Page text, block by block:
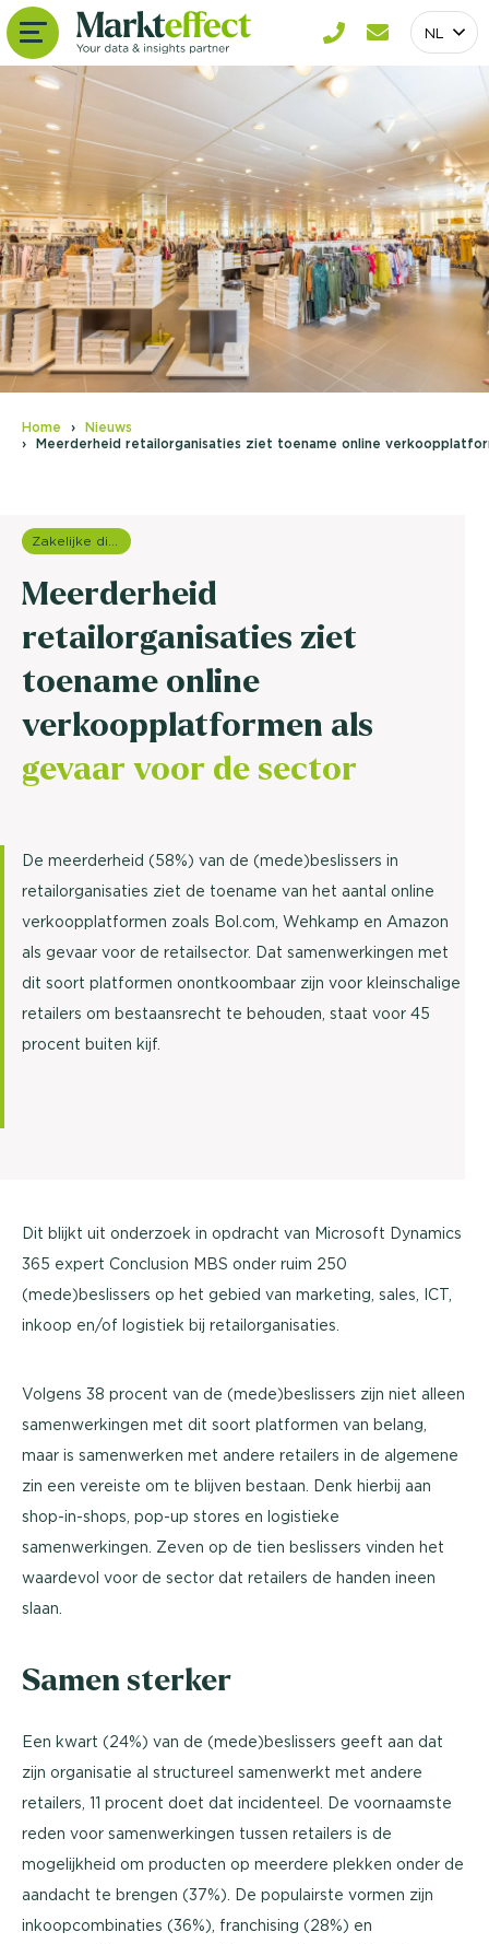
NL
Home
Nieuws
Meerderheid retailorganisaties ziet toename online
Meerderheid
retailorganisaties ziet
toename online
verkoopplatformen als
gevaar voor de sector
De meerderheid (58%) van de (mede)beslissers in
retailorganisaties ziet de toename van het aantal online
verkoopplatformen zoals Bol.com, Wehkamp en Amazon
als gevaar voor de retailsector. Dat samenwerkingen met
dit soort platformen onontkoombaar zijn voor kleinschalige
retailers om bestaansrecht te behouden, staat voor 45
procent buiten kijf.
Dit blijkt uit onderzoek in opdracht van Microsoft Dynamics
365 expert Conclusion MBS onder ruim 250
(mede)beslissers op het gebied van marketing, sales, ICT,
inkoop en/of logistiek bij retailorganisaties.
Volgens 38 procent van de (mede)beslissers zijn niet alleen
samenwerkingen met dit soort platformen van belang,
maar is samenwerken met andere retailers in de algemene
zin een vereiste om te blijven bestaan. Denk hierbij aan
shop-in-shops, pop-up stores en logistieke
samenwerkingen. Zeven op de tien beslissers vinden het
waardevol voor de sector dat retailers de handen ineen
slaan.
Samen sterker
Een kwart (24%) van de (mede)beslissers geeft aan dat
zijn organisatie al structureel samenwerkt met andere
retailers, 11 procent doet dat incidenteel. De voornaamste
reden voor samenwerkingen tussen retailers is de
mogelijkheid om producten op meerdere plekken onder de
aandacht te brengen (37%). De populairste vormen zijn
inkoopcombinaties (36%), franchising (28%) en